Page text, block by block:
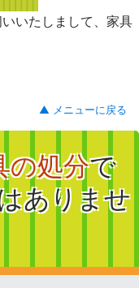
いたしまして、家具
▲ メニューに戻る
の処分で
ありませ